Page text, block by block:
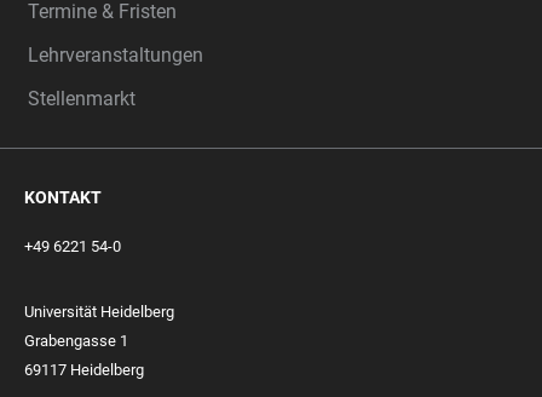
Termine & Fristen
Lehrveranstaltungen
Stellenmarkt
KONTAKT
+49 6221 54-0
Universität Heidelberg
Grabengasse 1
69117 Heidelberg